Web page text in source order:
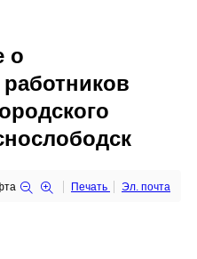
о
Печать Эл. почта